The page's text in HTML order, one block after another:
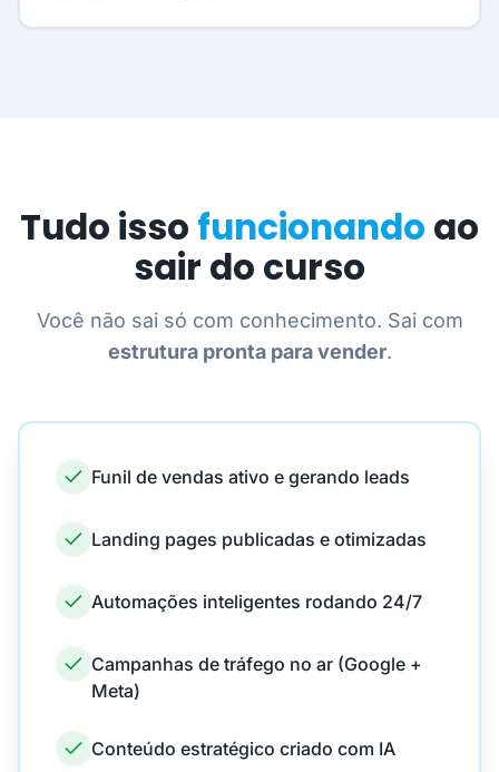
Tudo isso funcionando ao
sair do curso
Você não sai só com conhecimento. Sai com
estrutura pronta para vender.
Funil de vendas ativo e gerando leads
Landing pages publicadas e otimizadas
Automações inteligentes rodando 24/7
Campanhas de tráfego no ar (Google +
Meta)
Conteúdo estratégico criado com IA